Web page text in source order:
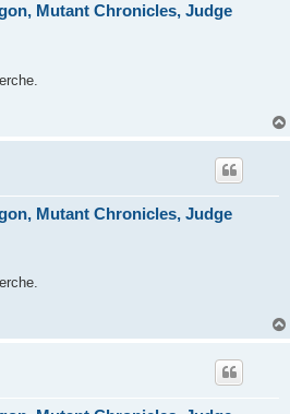
Mutant Chronicles, Judge
Mutant Chronicles, Judge